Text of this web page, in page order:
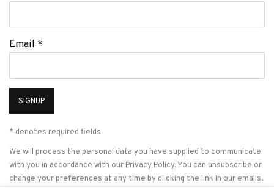
Email *
SIGNUP
* denotes required fields
We will process the personal data you have supplied to communicate
with you in accordance with our Privacy Policy. You can unsubscribe or
change your preferences at any time by clicking the link in our emails.